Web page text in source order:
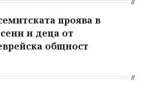
проява в
и деца от
общност